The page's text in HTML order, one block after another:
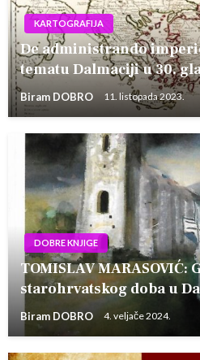
KARTOGRAFIJA
De administrando
tematu Dalmaciji u 30.
Biram DOBRO 11. listopada 2023.
DOBRE KNJIGE
TOMISLAV MARASOVIĆ:
starohrvatskog doba u
Biram DOBRO 4. veljače 2024.